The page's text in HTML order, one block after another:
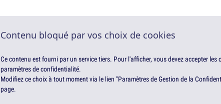
Contenu bloqué par vos choix de cookies
Ce contenu est fourni par un service tiers. Pour l'afficher, vous devez accepter les
paramètres de confidentialité.
Modifiez ce choix à tout moment via le lien "Paramètres de Gestion de la
page.